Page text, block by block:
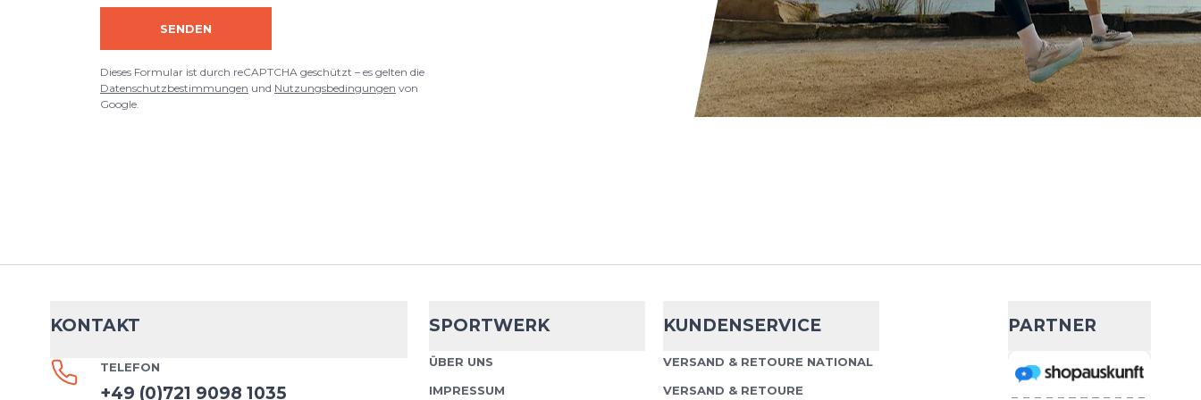
Adidasadi365 Running
Climacool 7/8 Leggings
- 28 %
€ 47,38 € 65,55
Die adidas adi365 Running Climacool 7/8
Leggings bieten dir die perfekte Kombination
aus Performance, Komfort und moderner
Wähle deine Größe
Funktionale Laufjacke mit Climacool für
Technologie für ein troc...
Wähle deine Größe
SENDEN
Dieses Formular ist durch reCAPTCHA geschützt – es gelten die
Datenschutzbestimmungen und Nutzungsbedingungen von
Google.
KONTAKT
TELEFON
+49 (0)721 9098 1035
SPORTWERK
ÜBER UNS
IMPRESSUM
KUNDENSERVICE
VERSAND & RETOURE NATIONAL
VERSAND & RETOURE
PARTNER